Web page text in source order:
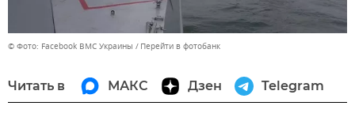
© Фото: Facebook ВМС Украины Перейти в фотобанк
Читать в МАКС Дзен Telegram